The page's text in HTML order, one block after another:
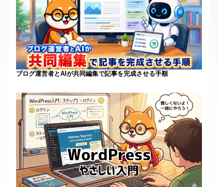
ブログ運営者とAIが共同編集で記事を完成させる手順